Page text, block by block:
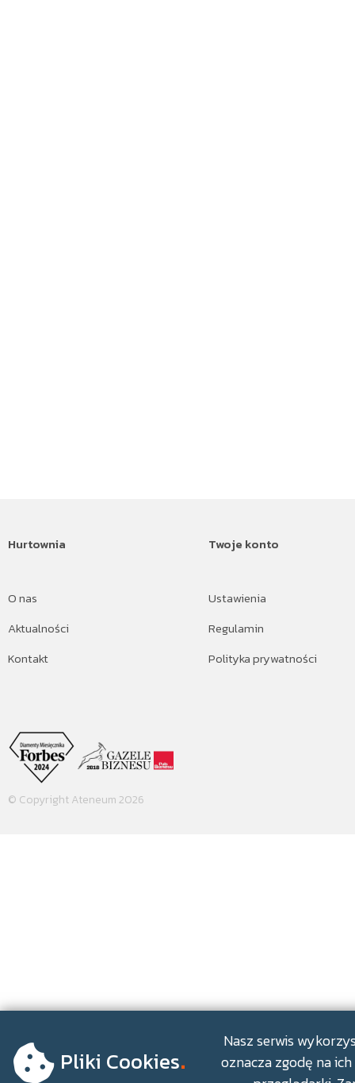
Hurtownia
O nas
Aktualności
Kontakt
Twoje konto
Ustawienia
Regulamin
Polityka prywatności
© Copyright Ateneum 2026
Pliki Cookies.
Nasz serwis
oznacza zgodę na